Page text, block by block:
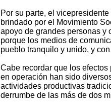
Por su parte, el
brindado por el Movimiento
apoyo de grandes personas y
porque los medios de
pueblo tranquilo y unido, y
Cabe recordar que los
en operación han sido
actividades productivas
derrumbe de las más de dos